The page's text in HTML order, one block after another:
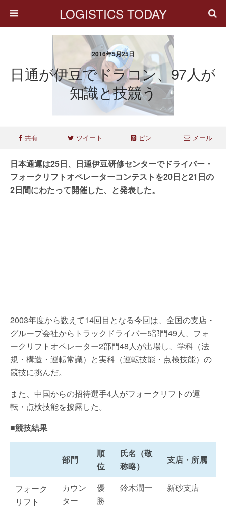
LOGISTICS TODAY
2016年5月25日
日通が伊豆でドラコン、97人が
知識と技競う
共有 ツイート ピン メール
日本通運は25日、日通伊豆研修センターでドライバー・
フォークリフトオペレーターコンテストを20日と21日の
2日間にわたって開催した、と発表した。
2003年度から数えて14回目となる今回は、全国の支店・
グループ会社からトラックドライバー5部門49人、フォ
ークリフトオペレーター2部門48人が出場し、学科（法
規・構造・運転常識）と実科（運転技能・点検技能）の
競技に挑んだ。
また、中国からの招待選手4人がフォークリフトの運
転・点検技能を披露した。
■競技結果
部門
順
位
氏名（敬
称略）
支店・所属
フォーク
リフト
カウン
ター
優
勝
鈴木潤一 新砂支店